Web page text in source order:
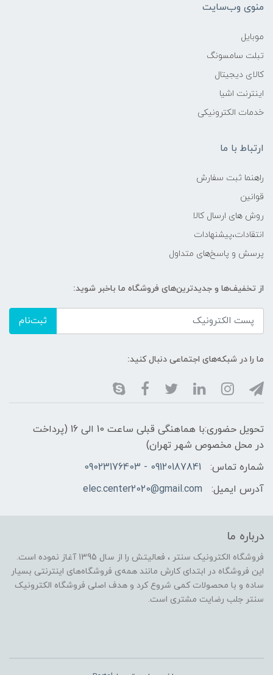
منوی وب‌سایت
موبایل
تبلت سامسونگ
کالای دیجیتال
اینترنت اشیا
خدمات الکترونیکی
ارتباط با ما
راهنما ثبت سفارش
قوانین
روش های ارسال کالا
انتقادات،پیشنهادات
پرسش و پاسخ‌های متداول
از تخفیف‌ها و جدیدترین‌های فروشگاه ما باخبر شوید:
ثبت‌نام
ما را در شبکه‌های اجتماعی دنبال کنید:
تحویل حضوری:با هماهنگی قبلی ساعت 10 الی 16 (پرداخت
در محل مخصوص شهر تهران)
شماره تماس:
09120187841 - 09023176403
آدرس ایمیل:
elec.center2020@gmail.com
درباره ما
فروشگاه الکترونیک سنتر ، فعالیتش را از سال 1395 آغاز نموده است.
این فروشگاه در ابتدای کارش مانند همه‌ی فروشگاه‌های اینترنتی بسیار
ساده و با محصولات کمی شروع کرد و هدف اصلی فروشگاه الکترونیک
سنتر جلب رضایت مشتری است.